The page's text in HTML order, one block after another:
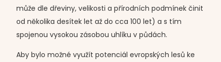
může dle dřeviny, velikosti a přírodních podmínek činit
od několika desítek let až do cca 100 let) a s tím
spojenou vysokou zásobou uhlíku v půdách.
Aby bylo možné využít potenciál evropských lesů ke